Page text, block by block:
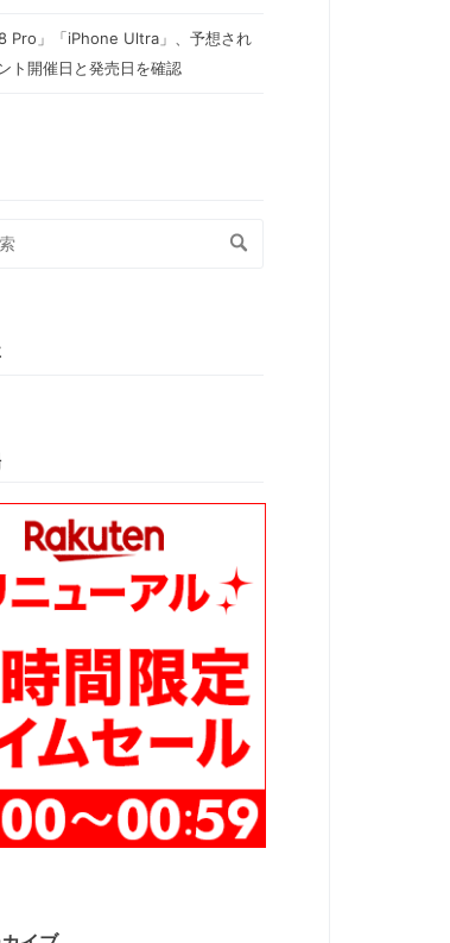
Pro」「iPhone Ultra」、予想され
ト開催日と発売日を確認